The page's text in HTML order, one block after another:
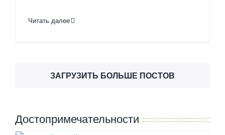
Читать далее
ЗАГРУЗИТЬ БОЛЬШЕ ПОСТОВ
Достопримечательности